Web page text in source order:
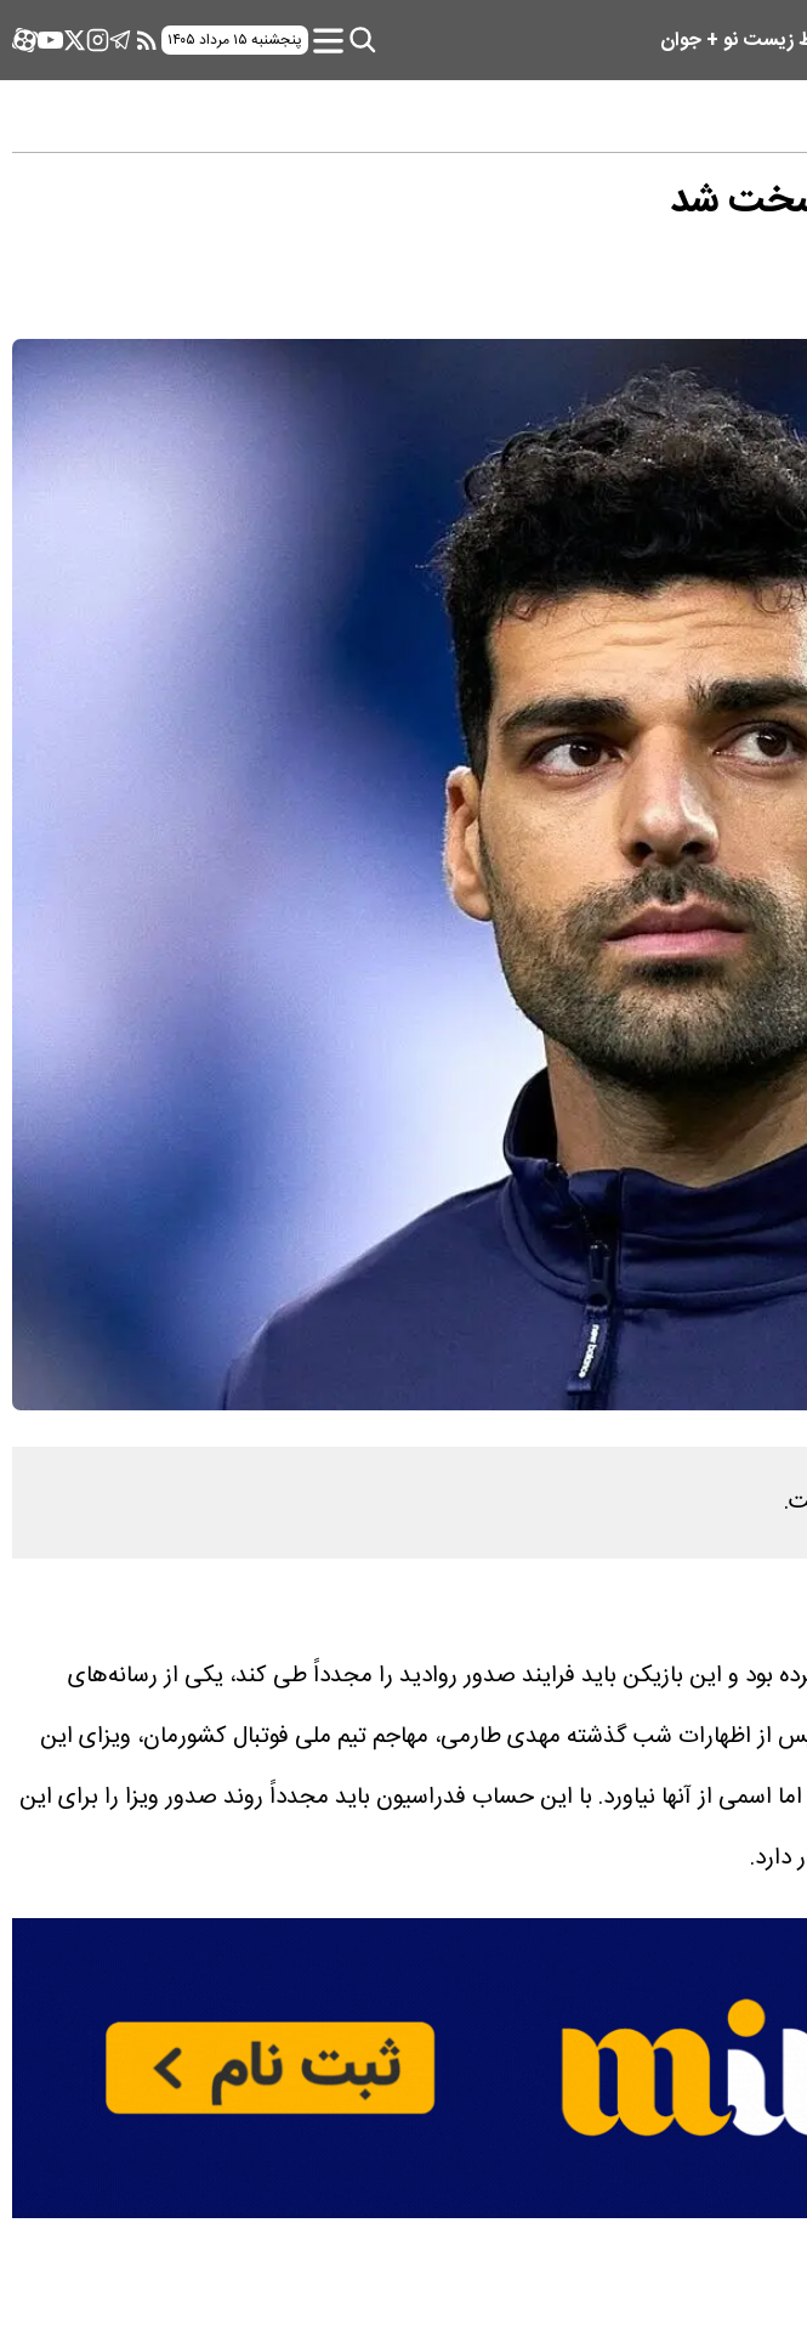
زیستنو + جوان پنجشنبه ۱۵ مرداد ۱۴۰۵
سخت شد
بود و این بازیکن باید فرایند صدور روادید را مجدداً طی کند، یکی از رسانه‌های
از اظهارات شب گذشته مهدی طارمی، مهاجم تیم ملی فوتبال کشورمان، ویزای این
اسمی از آنها نیاورد. با این حساب فدراسیون باید مجدداً روند صدور ویزا را برای این
دارد.